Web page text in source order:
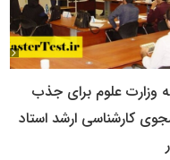
وزارت علوم برای جذب
کارشناسی ارشد استاد